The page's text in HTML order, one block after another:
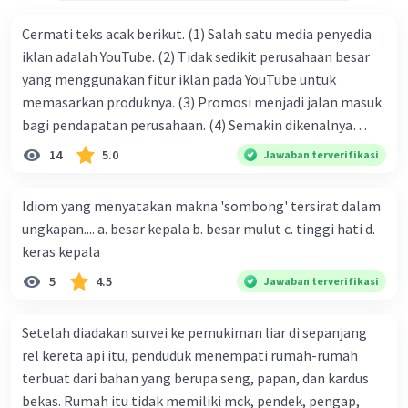
Iklan
Adanya IPTEK membuat kita mudah mengirim
barang jarak jauh dalam waktu yang cepat.
Perkembangan IPTEK membuat distribusi
semakin mudah dan ekonomi semakin
meningkat. IPTEK membuat suatu negara dapat
meningkatkan perekonomian negara.
Beri Rating
Cermati teks acak berikut. (1) Salah satu media penyedia
iklan adalah YouTube. (2) Tidak sedikit perusahaan besar
yang menggunakan fitur iklan pada YouTube untuk
memasarkan produknya. (3) Promosi menjadi jalan masuk
bagi pendapatan perusahaan. (4) Semakin dikenalnya
suatu produk oleh konsumen, semakin besar pula peluang
perusahaan kepada konsumen. Urutan yang tepat agar
menjadi teks eksposisi yang padu adalah .... A. (1)-(2)-(3)-
(4)-(5) B. (2)-(1)-(3)-(4)-(5) C. (3)-(1)-(2)-(5)-(4) D. (3)-(5)-
(4)-(1)-(2) E. (5)-(1)-(3)-(4)-(2)
14 5.0 Jawaban terverifikasi
Idiom yang menyatakan makna 'sombong' tersirat dalam
ungkapan.... a. besar kepala b. besar mulut c. tinggi hati d.
keras kepala
5 4.5 Jawaban terverifikasi
Setelah diadakan survei ke pemukiman liar di sepanjang
rel kereta api itu, penduduk menempati rumah-rumah
terbuat dari bahan yang berupa seng, papan, dan kardus
bekas. Rumah itu tidak memiliki mck, pendek, pengap,